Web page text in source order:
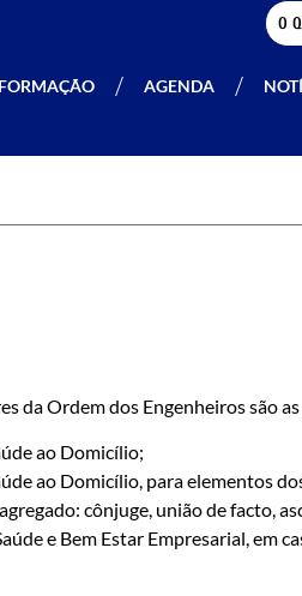
FORMAÇÃO AGENDA
da Ordem dos Engenheiros são
ao Domicílio;
ao Domicílio, para elementos
cônjuge, união de facto,
e Bem Estar Empresarial, em